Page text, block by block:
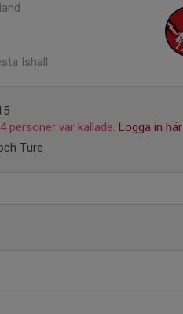
Ishall
personer var kallade. Logga in här
Ture